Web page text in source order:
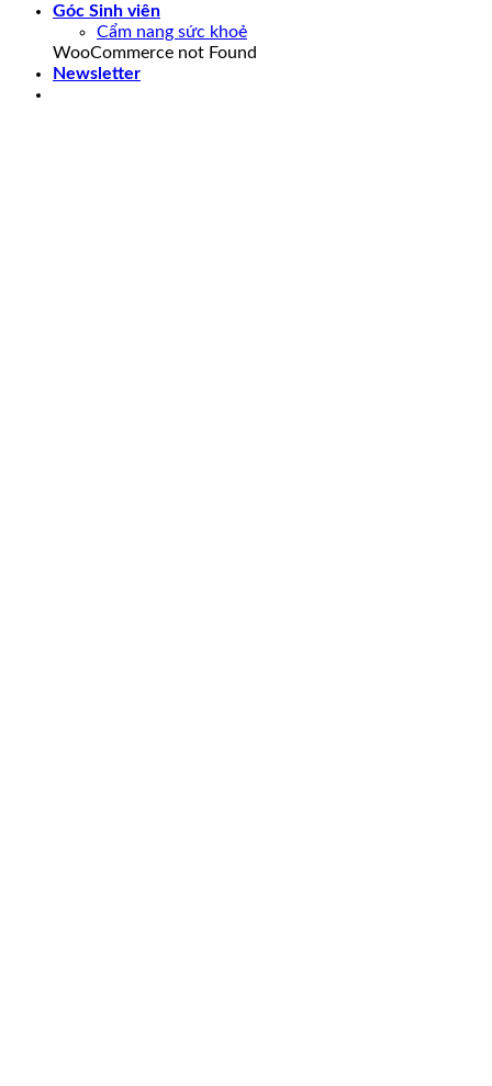
Góc Sinh viên
Cẩm nang sức khoẻ
WooCommerce not Found
Newsletter